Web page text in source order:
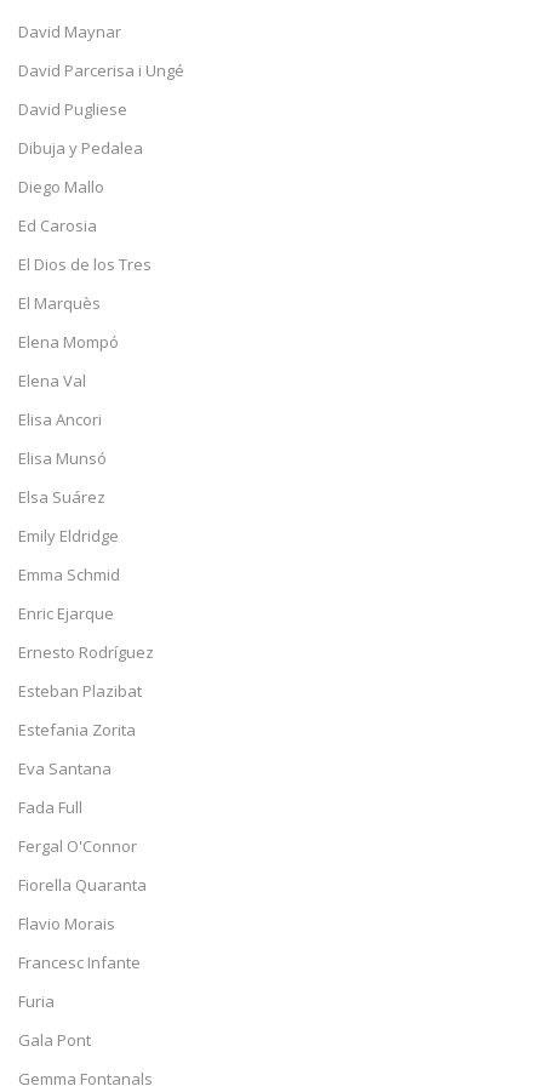
David Maynar
David Parcerisa i Ungé
David Pugliese
Dibuja y Pedalea
Diego Mallo
Ed Carosia
El Dios de los Tres
El Marquès
Elena Mompó
Elena Val
Elisa Ancori
Elisa Munsó
Elsa Suárez
Emily Eldridge
Emma Schmid
Enric Ejarque
Ernesto Rodríguez
Esteban Plazibat
Estefania Zorita
Eva Santana
Fada Full
Fergal O'Connor
Fiorella Quaranta
Flavio Morais
Francesc Infante
Furia
Gala Pont
Gemma Fontanals